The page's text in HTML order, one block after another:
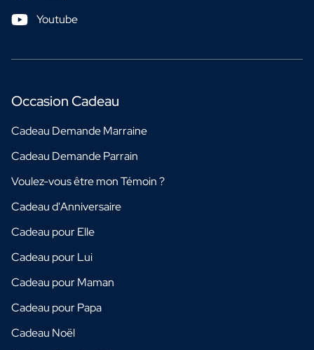
Youtube
Occasion Cadeau
Cadeau Demande Marraine
Cadeau Demande Parrain
Voulez-vous être mon Témoin ?
Cadeau d'Anniversaire
Cadeau pour Elle
Cadeau pour Lui
Cadeau pour Maman
Cadeau pour Papa
Cadeau Noël